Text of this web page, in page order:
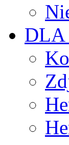
DLA